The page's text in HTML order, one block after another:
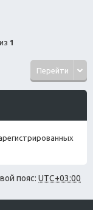
из 1
Перейти
пояс: UTC+03:00